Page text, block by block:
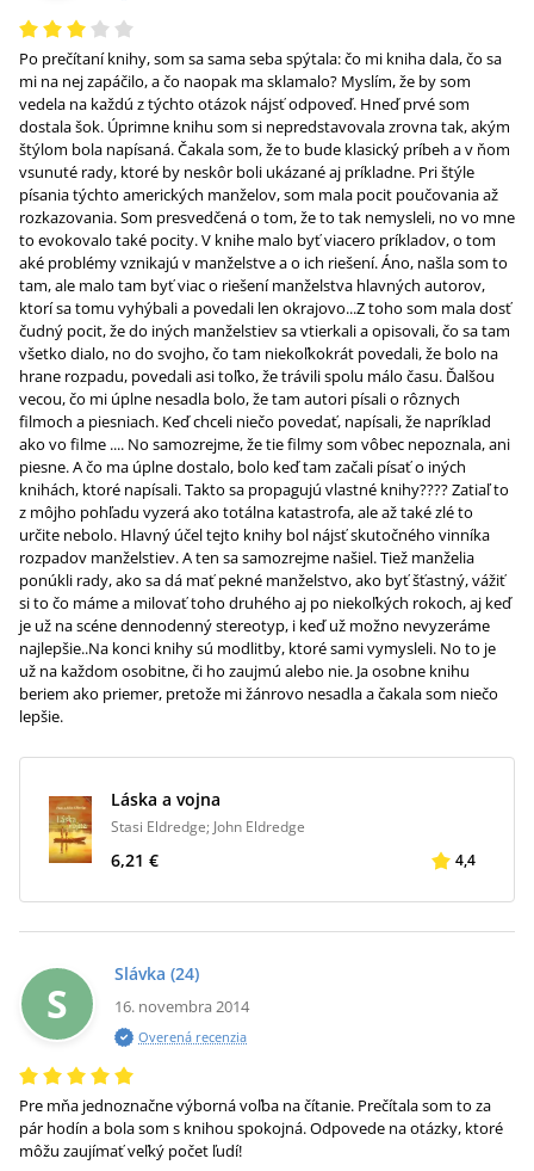
Láska a vojna
Stasi Eldredge; John Eldredge
6,21 € 4,4
Po prečítaní knihy, som sa sama seba spýtala: čo mi kniha dala, čo sa
mi na nej zapáčilo, a čo naopak ma sklamalo? Myslím, že by som
vedela na každú z týchto otázok nájsť odpoveď. Hneď prvé som
dostala šok. Úprimne knihu som si nepredstavovala zrovna tak, akým
štýlom bola napísaná. Čakala som, že to bude klasický príbeh a v ňom
vsunuté rady, ktoré by neskôr boli ukázané aj príkladne. Pri štýle
písania týchto amerických manželov, som mala pocit poučovania až
rozkazovania. Som presvedčená o tom, že to tak nemysleli, no vo mne
to evokovalo také pocity. V knihe malo byť viacero príkladov, o tom
aké problémy vznikajú v manželstve a o ich riešení. Áno, našla som to
tam, ale malo tam byť viac o riešení manželstva hlavných autorov,
ktorí sa tomu vyhýbali a povedali len okrajovo...Z toho som mala dosť
čudný pocit, že do iných manželstiev sa vtierkali a opisovali, čo sa tam
všetko dialo, no do svojho, čo tam niekoľkokrát povedali, že bolo na
hrane rozpadu, povedali asi toľko, že trávili spolu málo času. Ďalšou
vecou, čo mi úplne nesadla bolo, že tam autori písali o rôznych
filmoch a piesniach. Keď chceli niečo povedať, napísali, že napríklad
ako vo filme .... No samozrejme, že tie filmy som vôbec nepoznala, ani
piesne. A čo ma úplne dostalo, bolo keď tam začali písať o iných
knihách, ktoré napísali. Takto sa propagujú vlastné knihy???? Zatiaľ to
z môjho pohľadu vyzerá ako totálna katastrofa, ale až také zlé to
určite nebolo. Hlavný účel tejto knihy bol nájsť skutočného vinníka
rozpadov manželstiev. A ten sa samozrejme našiel. Tiež manželia
ponúkli rady, ako sa dá mať pekné manželstvo, ako byť šťastný, vážiť
si to čo máme a milovať toho druhého aj po niekoľkých rokoch, aj keď
je už na scéne dennodenný stereotyp, i keď už možno nevyzeráme
najlepšie..Na konci knihy sú modlitby, ktoré sami vymysleli. No to je
už na každom osobitne, či ho zaujmú alebo nie. Ja osobne knihu
beriem ako priemer, pretože mi žánrovo nesadla a čakala som niečo
lepšie.
S
Slávka (24)
16. novembra 2014
Overená recenzia
Pre mňa jednoznačne výborná voľba na čítanie. Prečítala som to za
pár hodín a bola som s knihou spokojná. Odpovede na otázky, ktoré
môžu zaujímať veľký počet ľudí!